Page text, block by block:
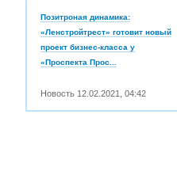
Позитроная динамика:
«Ленстройтрест» готовит новый
проект бизнес-класса у
«Проспекта Прос...
Новость 12.02.2021 ,04:42